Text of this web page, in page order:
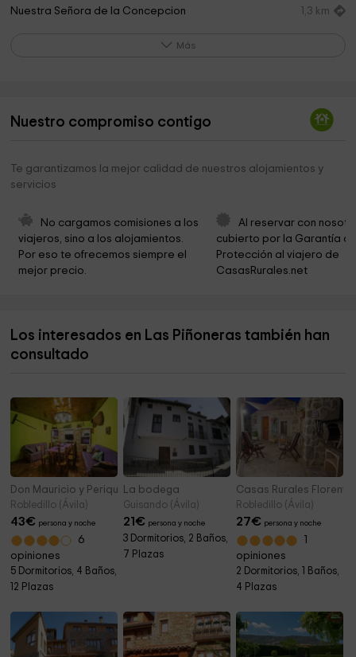
Nuestra Señora de la Concepcion 1,3 km
Ayuntamiento de Navaescurial 4,1 km
Ayuntamiento de Casas del Puerto de Villatoro
Iglesia de la Natividad de Nuestra Señora
Ermita de la Madre de Dios
Ayuntamiento 7,5 km
Iglesia de Nuestra Señora de la Asuncion 7,7 km
Más
Nuestro compromiso contigo
Te garantizamos la mejor calidad de nuestros alojamientos y
servicios
No cargamos comisiones a los
viajeros, sino a los alojamientos.
Por eso te ofrecemos siempre el
mejor precio.
Al reservar con
cubierto por la Garantía
Protección al viajero de
CasasRurales.net
Los interesados en Las Piñoneras también han
consultado
Don Mauricio y Periquines
Robledillo (Ávila)
43€ persona y noche
6
opiniones
5 Dormitorios, 4 Baños,
12 Plazas
La bodega
Guisando (Ávila)
21€ persona y noche
3 Dormitorios, 2 Baños,
7 Plazas
Casas Rurales
Robledillo (Ávila)
27€ persona y noche
opiniones
2 Dormitorios, 1 Baños,
4 Plazas